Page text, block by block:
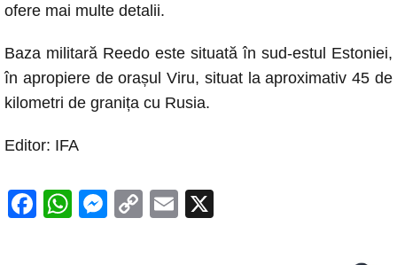
ofere mai multe detalii.
Baza militară Reedo este situată în sud-estul Estoniei,
în apropiere de orașul Viru, situat la aproximativ 45 de
kilometri de granița cu Rusia.
Editor: IFA
F
W
M
C
E